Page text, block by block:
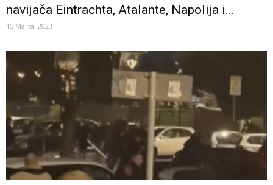
navijača Eintrachta, Atalante, Napolija i...
15 Marta, 2023